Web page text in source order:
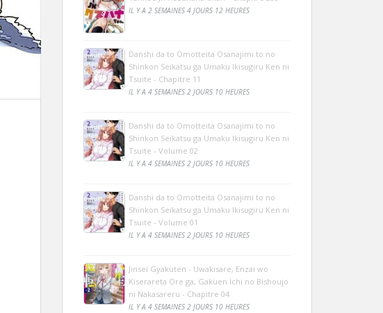
IL Y A 2 SEMAINES 4 JOURS 12 HEURES
Danshi da to Omotteita Osanajimi to no
Shinkon Seikatsu ga Umaku Ikisugiru Ken ni
Tsuite - Chapitre 11
IL Y A 4 SEMAINES 2 JOURS 10 HEURES
Danshi da to Omotteita Osanajimi to no
Shinkon Seikatsu ga Umaku Ikisugiru Ken ni
Tsuite - Volume 02
IL Y A 4 SEMAINES 2 JOURS 10 HEURES
Danshi da to Omotteita Osanajimi to no
Shinkon Seikatsu ga Umaku Ikisugiru Ken ni
Tsuite - Volume 01
IL Y A 4 SEMAINES 2 JOURS 10 HEURES
Jinsei Gyakuten - Uwakisare, Enzai wo
Kiserareta Ore ga, Gakuen Ichi no Bishoujo
ni Nakasareru - Chapitre 04
IL Y A 4 SEMAINES 2 JOURS 10 HEURES